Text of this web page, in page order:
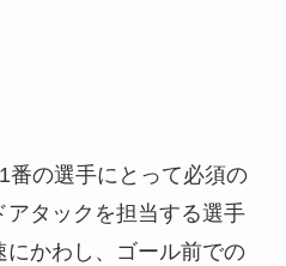
番の選手にとって必須の
タックを担当する選手
かわし、ゴール前での